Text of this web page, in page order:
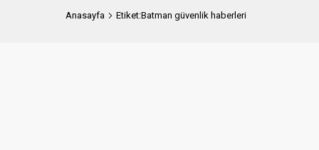
Anasayfa Etiket:Batman güvenlik haberleri